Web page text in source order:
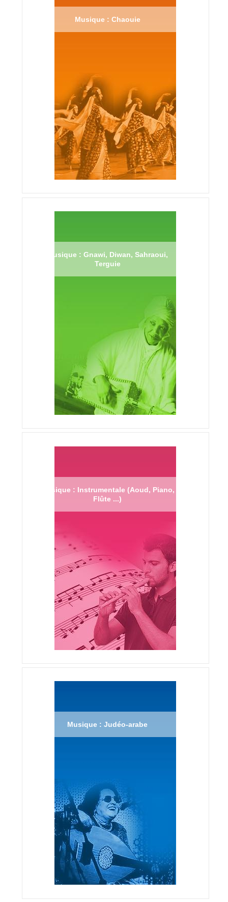
Musique : Chaouie
Musique : Gnawi, Diwan, Sahraoui,
Terguie
Musique : Instrumentale (Aoud, Piano,
Flûte ...)
Musique : Judéo-arabe